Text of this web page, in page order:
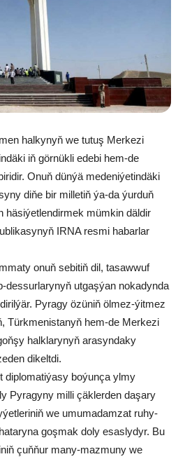
halkynyň we tutuş Merkezi
iň görnükli edebi hem-de
Onuň dünýä medeniýetindäki
diňe bir milletiň ýa-da ýurduň
häsiýetlendirmek mümkin däldir
IRNA resmi habarlar
onuň sebitiň dil, tasawwuf
dessurlarynyň utgaşýan nokadynda
Pyragy özüniň ölmez-ýitmez
Türkmenistanyň hem-de Merkezi
halklarynyň arasyndaky
dikeltdi.
diplomatiýasy boýunça ylmy
Pyragyny milli çäklerden daşary
we umumadamzat ruhy-
goşmak doly esaslydyr. Bu
çuňňur many-mazmuny we